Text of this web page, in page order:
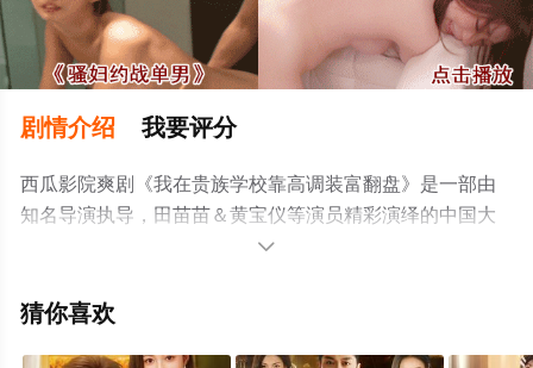
剧情介绍 我要评分
西瓜影院爽剧《我在贵族学校靠高调装富翻盘》是一部由
知名导演执导，田苗苗＆黄宝仪等演员精彩演绎的中国大
陆电视剧，大结局剧情已揭晓（更新全集），手机免费观
剧提前免费观看，更多剧情信息可移步至豆瓣电视剧、电

猜你喜欢